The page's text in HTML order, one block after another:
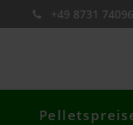
+49 8731